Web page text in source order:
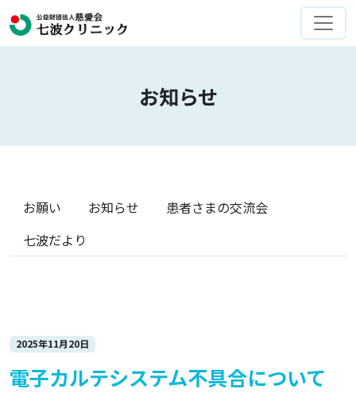
お知らせ
お願い お知らせ
患者さまの交流会
七波だより
2025年11月20日
電子カルテシステム不具合について